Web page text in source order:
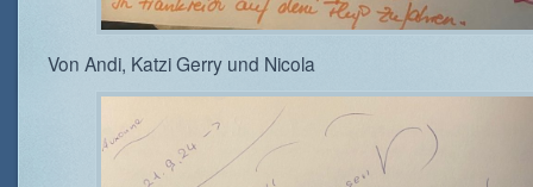
Von Andi, Katzi Gerry und Nicola